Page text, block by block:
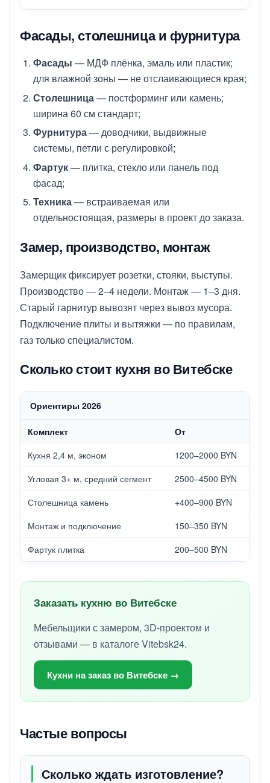
Фасады, столешница и фурнитура
Фасады — МДФ плёнка, эмаль или пластик;
для влажной зоны — не отслаивающиеся края;
Столешница— постформинг или камень;
ширина 60 см стандарт;
Фурнитура— доводчики, выдвижные
системы, петли с регулировкой;
Фартук— плитка, стекло или панель под
фасад;
Техника— встраиваемая или
отдельностоящая, размеры в проект до заказа.
Замер, производство, монтаж
Замерщик фиксирует розетки, стояки, выступы.
Производство — 2–4 недели. Монтаж — 1–3 дня.
Старый гарнитур вывозят через вывоз мусора.
Подключение плиты и вытяжки — по правилам,
газ только специалистом.
Сколько стоит кухня во Витебске
Ориентиры 2026
Комплект
От
Кухня 2,4 м, эконом
1200–2000 BYN
Угловая 3+ м, средний сегмент
2500–4500 BYN
Столешница камень
+400–900 BYN
Монтаж и подключение
150–350 BYN
Фартук плитка
200–500 BYN
Заказать кухню во Витебске
Мебельщики с замером, 3D-проектом и
отзывами — в каталоге Vitebsk24.
Кухни на заказ во Витебске →
Частые вопросы
Сколько ждать изготовление?